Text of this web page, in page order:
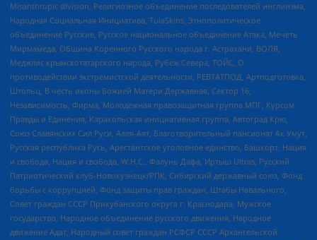
Misanthropic division, Религиозное объединение последователей инглиизма,
Народная Социальная Инициатива, TulaSkins, Этнополитическое
объединение Русские, Русское национальное объединение Атака, Мечеть
Мирмамеда, Община Коренного Русского народа г. Астрахани, ВОЛЯ,
Меджлис крымскотатарского народа, Рубеж Севера, ТОЙС, О
противодействии экстремистской деятельности, РЕВТАТПОД, Артподготовка,
Штольц, В честь иконы Божией Матери Державная, Сектор 16,
Независимость, Фирма, Молодежная правозащитная группа МПГ, Курсом
Правды и Единения, Каракольская инициативная группа, Автоград Крю,
Союз Славянских Сил Руси, Алля-Аят, Благотворительный пансионат Ак Умут,
Русская республика Русь, Арестантское уголовное единство, Башкорт, Нация
и свобода, Нация и свобода, W.H.С., Фалунь Дафа, Иртыш Ultras, Русский
Патриотический клуб-Новокузнецк/РПК, Сибирский державный союз, Фонд
борьбы с коррупцией, Фонд защиты прав граждан, Штабы Навального,
Совет граждан СССР Прикубанского округа г. Краснодара, Мужское
государство, Народное объединение русского движения, Народное
движение Адат, Народный совет граждан РСФСР СССР Архангельской